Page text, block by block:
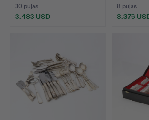
30 pujas
3.483 USD
8 pujas
3.376